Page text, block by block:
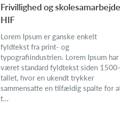
Frivillighed og
HIF
Lorem Ipsum er ganske enkelt
fyldtekst fra print- og
typografiindustrien. Lorem Ipsum har
været standard fyldtekst siden 1500-
tallet, hvor en ukendt trykker
sammensatte en tilfældig spalte for
t...